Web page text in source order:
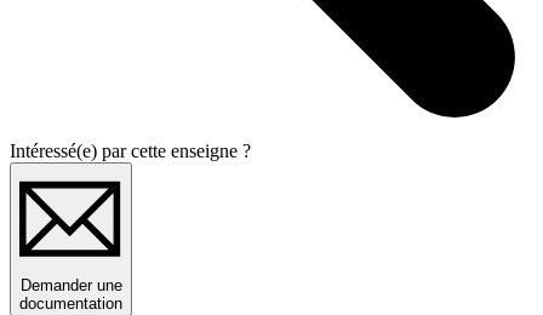
Intéressé(e) par cette enseigne ?
Demander une
documentation